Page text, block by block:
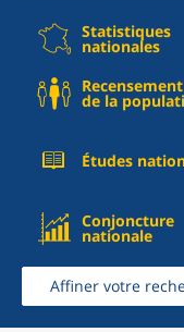
Statistiques
nationales
Recensement
de la
Études
Conjoncture
nationale
Affiner votre